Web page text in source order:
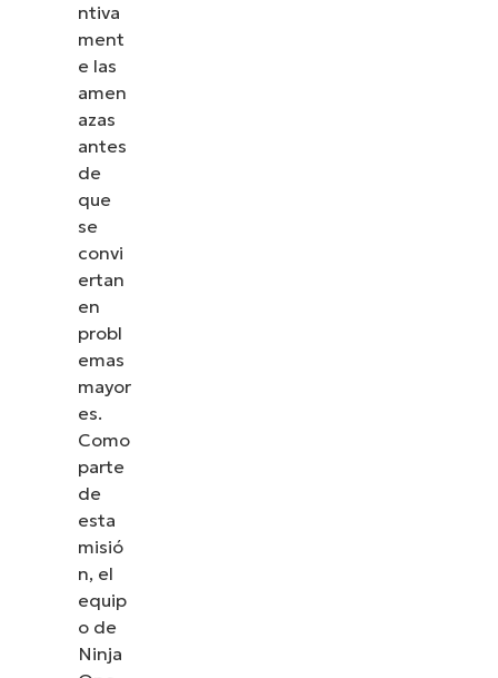
ntiva
ment
e las
amen
azas
antes
de
que
se
convi
ertan
en
probl
emas
mayor
es.
Como
parte
de
esta
misió
n, el
equip
o de
Ninja